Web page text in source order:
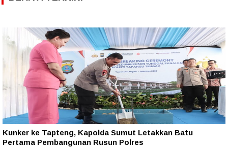
Kunker ke Tapteng, Kapolda Sumut Letakkan Batu
Pertama Pembangunan Rusun Polres